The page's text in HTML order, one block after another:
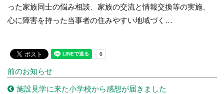
った家族同士の悩み相談、家族の交流と情報交換等の実施、
心に障害を持った当事者の住みやすい地域づく…
前のお知らせ
施設見学に来た小学校から感想が届きました